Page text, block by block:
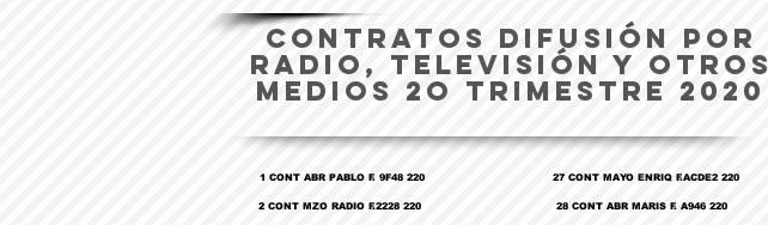
CONTRATOS DIFUSIÓN POR
RADIO, TELEVISIÓN Y OTROS
MEDIOS 2o TRIMESTRE 2020
1 CONT ABR PABLO F. 9F48 220
2 CONT MZO RADIO F.2228 220
27 CONT MAYO ENRIQ F.ACDE2 220
28 CONT ABR MARIS F. A946 220